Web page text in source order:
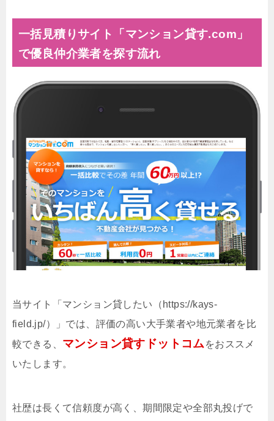
一括見積りサイト「マンション貸す.com」
で優良仲介業者を探す流れ
当サイト「マンション貸したい（https://kays-
field.jp/）」では、評価の高い大手業者や地元業者を比
較できる、 マンション貸すドットコム をおススメ
いたします。
社歴は長くて信頼度が高く、期間限定や全部丸投げで